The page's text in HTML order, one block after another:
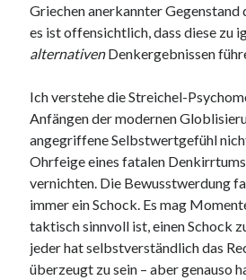
Griechen anerkannter
es ist offensichtlich, dass diese zu
alternativenDenkergebnissen
Ich verstehe die Streichel-
Anfängen der modernen
angegriffene Selbstwertgefühl
Ohrfeige eines fatalen
vernichten. Die Bewusstwerdung
immer ein Schock. Es mag
taktisch sinnvoll ist, einen Schock
jeder hat selbstverständlich das
überzeugt zu sein – aber genauso